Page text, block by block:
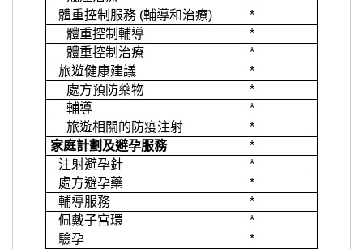
體重控制服務 (輔導和治療)
*
體重控制輔導
*
體重控制治療
*
旅遊健康建議
*
處方預防藥物
*
輔導
*
旅遊相關的防疫注射
*
家庭計劃及避孕服務
*
注射避孕針
*
處方避孕藥
*
輔導服務
*
佩戴子宮環
*
驗孕
*